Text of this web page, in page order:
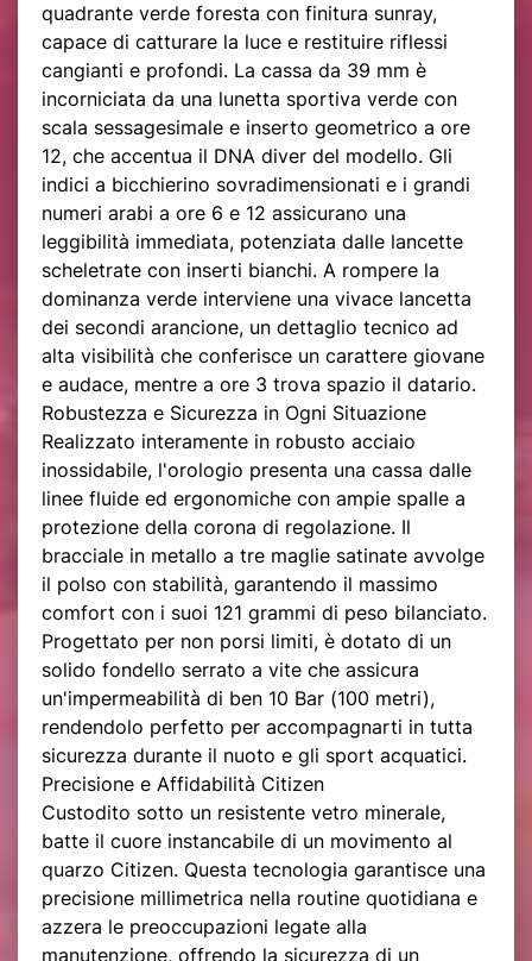
quadrante verde foresta con finitura sunray,
capace di catturare la luce e restituire riflessi
cangianti e profondi. La cassa da 39 mm è
incorniciata da una lunetta sportiva verde con
scala sessagesimale e inserto geometrico a ore
12, che accentua il DNA diver del modello. Gli
indici a bicchierino sovradimensionati e i grandi
numeri arabi a ore 6 e 12 assicurano una
leggibilità immediata, potenziata dalle lancette
scheletrate con inserti bianchi. A rompere la
dominanza verde interviene una vivace lancetta
dei secondi arancione, un dettaglio tecnico ad
alta visibilità che conferisce un carattere giovane
e audace, mentre a ore 3 trova spazio il datario.
Robustezza e Sicurezza in Ogni Situazione
Realizzato interamente in robusto acciaio
inossidabile, l'orologio presenta una cassa dalle
linee fluide ed ergonomiche con ampie spalle a
protezione della corona di regolazione. Il
bracciale in metallo a tre maglie satinate avvolge
il polso con stabilità, garantendo il massimo
comfort con i suoi 121 grammi di peso bilanciato.
Progettato per non porsi limiti, è dotato di un
solido fondello serrato a vite che assicura
un'impermeabilità di ben 10 Bar (100 metri),
rendendolo perfetto per accompagnarti in tutta
sicurezza durante il nuoto e gli sport acquatici.
Precisione e Affidabilità Citizen
Custodito sotto un resistente vetro minerale,
batte il cuore instancabile di un movimento al
quarzo Citizen. Questa tecnologia garantisce una
precisione millimetrica nella routine quotidiana e
azzera le preoccupazioni legate alla
manutenzione, offrendo la sicurezza di un